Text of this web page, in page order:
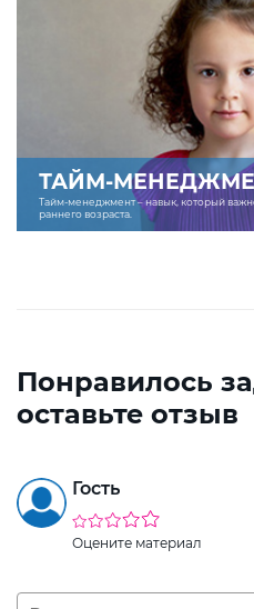
ТАЙМ-
Тайм-менеджмент – навык, который
раннего возраста.
Понравилось
оставьте отзыв
Гость
Оцените материал